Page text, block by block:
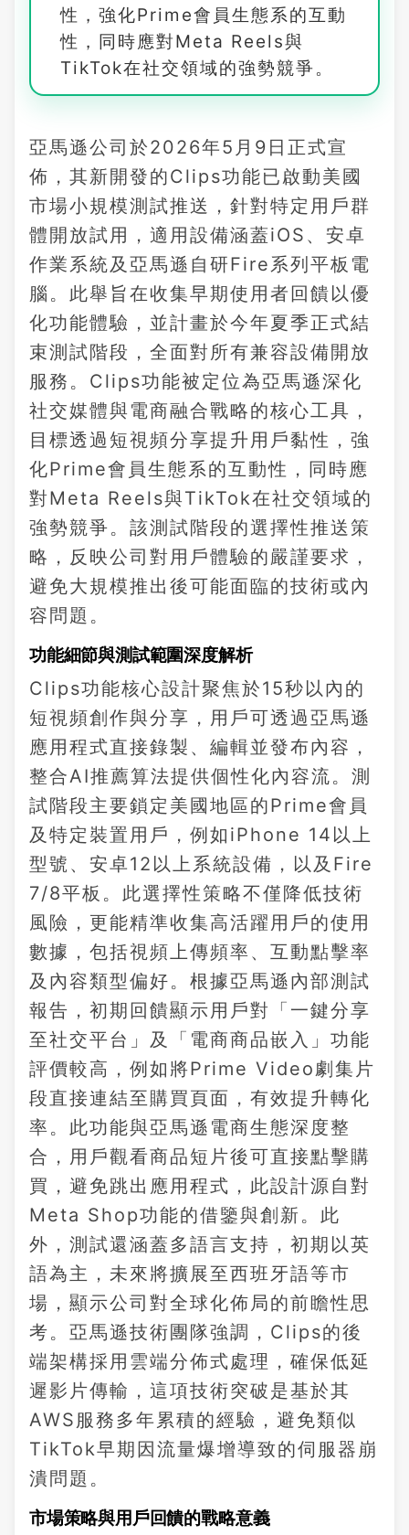
性，強化Prime會員生態系的互動
性，同時應對Meta Reels與
TikTok在社交領域的強勢競爭。
亞馬遜公司於2026年5月9日正式宣
佈，其新開發的Clips功能已啟動美國
市場小規模測試推送，針對特定用戶群
體開放試用，適用設備涵蓋iOS、安卓
作業系統及亞馬遜自研Fire系列平板電
腦。此舉旨在收集早期使用者回饋以優
化功能體驗，並計畫於今年夏季正式結
束測試階段，全面對所有兼容設備開放
服務。Clips功能被定位為亞馬遜深化
社交媒體與電商融合戰略的核心工具，
目標透過短視頻分享提升用戶黏性，強
化Prime會員生態系的互動性，同時應
對Meta Reels與TikTok在社交領域的
強勢競爭。該測試階段的選擇性推送策
略，反映公司對用戶體驗的嚴謹要求，
避免大規模推出後可能面臨的技術或內
容問題。
功能細節與測試範圍深度解析
Clips功能核心設計聚焦於15秒以內的
短視頻創作與分享，用戶可透過亞馬遜
應用程式直接錄製、編輯並發布內容，
整合AI推薦算法提供個性化內容流。測
試階段主要鎖定美國地區的Prime會員
及特定裝置用戶，例如iPhone 14以上
型號、安卓12以上系統設備，以及Fire
7/8平板。此選擇性策略不僅降低技術
風險，更能精準收集高活躍用戶的使用
數據，包括視頻上傳頻率、互動點擊率
及內容類型偏好。根據亞馬遜內部測試
報告，初期回饋顯示用戶對「一鍵分享
至社交平台」及「電商商品嵌入」功能
評價較高，例如將Prime Video劇集片
段直接連結至購買頁面，有效提升轉化
率。此功能與亞馬遜電商生態深度整
合，用戶觀看商品短片後可直接點擊購
買，避免跳出應用程式，此設計源自對
Meta Shop功能的借鑒與創新。此
外，測試還涵蓋多語言支持，初期以英
語為主，未來將擴展至西班牙語等市
場，顯示公司對全球化佈局的前瞻性思
考。亞馬遜技術團隊強調，Clips的後
端架構採用雲端分佈式處理，確保低延
遲影片傳輸，這項技術突破是基於其
AWS服務多年累積的經驗，避免類似
TikTok早期因流量爆增導致的伺服器崩
潰問題。
市場策略與用戶回饋的戰略意義